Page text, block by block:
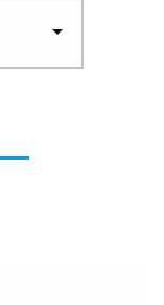
arrow_drop_down